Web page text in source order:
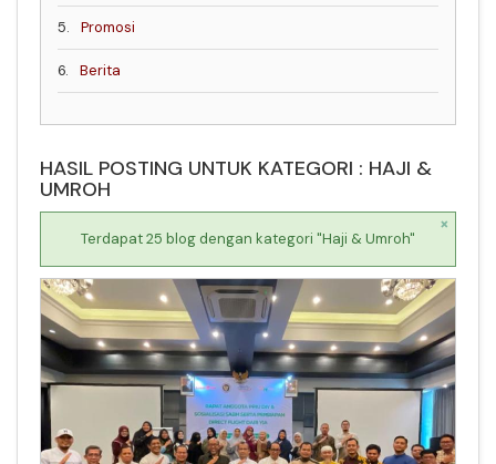
HASIL POSTING UNTUK KATEGORI : HAJI &
UMROH
Terdapat 25 blog dengan kategori "Haji & Umroh"
×
5. Promosi
6. Berita